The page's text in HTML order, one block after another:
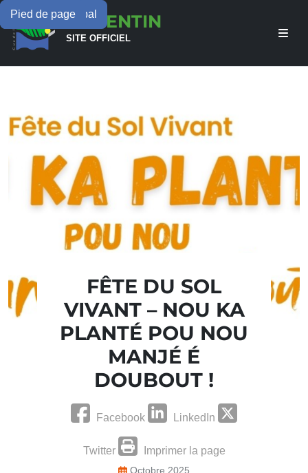
Menu principal
Contenu principal
Pied de pageLAMENTIN
SITE OFFICIEL
FÊTE DU SOL
VIVANT – NOU KA
PLANTÉ POU NOU
MANJÉ É
DOUBOUT !
Facebook LinkedIn
Twitter Imprimer la page
Octobre 2025